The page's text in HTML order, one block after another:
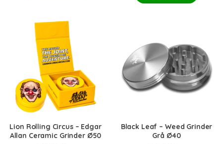
Lion Rolling Circus – Edgar
Allan Ceramic Grinder Ø50
Black Leaf – Weed Grinder
Grå Ø40